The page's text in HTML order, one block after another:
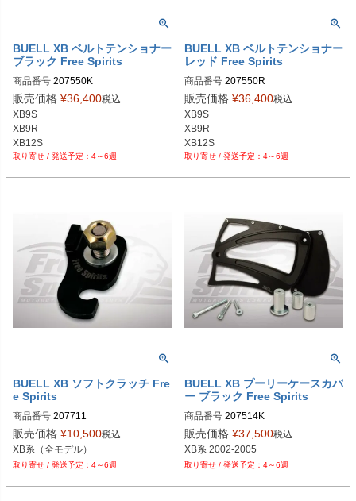
BUELL XB ベルトテンショナー
ブラック Free Spirits
商品番号 207550K
販売価格 ¥36,400税込
XB9S
XB9R
XB12S
4～6週
BUELL XB ベルトテンショナー
レッド Free Spirits
商品番号 207550R
販売価格 ¥36,400税込
XB9S
XB9R
XB12S
4～6週
BUELL XB ソフトクラッチ Fre
e Spirits
商品番号 207711
販売価格 ¥10,500税込
XB系（全モデル）
4～6週
BUELL XB プーリーケースカバ
ー ブラック Free Spirits
商品番号 207514K
販売価格 ¥37,500税込
XB系 2002-2005
4～6週